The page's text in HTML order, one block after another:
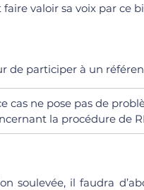
valoir sa voix par ce
de participer à un
cas ne pose pas de
la procédure de
soulevée, il faudra